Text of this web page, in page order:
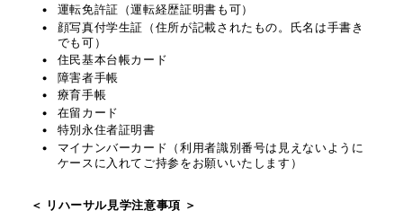
ERIC
MATT
運転免許証（運転経歴証明書も可）
顔写真付学生証（住所が記載されたもの。氏名は手書き
でも可）
住民基本台帳カード
障害者手帳
療育手帳
在留カード
特別永住者証明書
マイナンバーカード（利用者識別番号は見えないように
ケースに入れてご持参をお願いいたします）
＜ リハーサル見学注意事項 ＞